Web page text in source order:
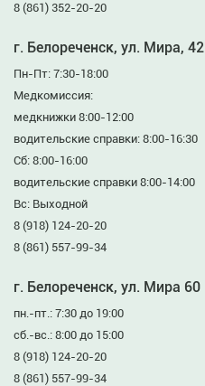
8 (861) 352-20-20
г. Белореченск, ул. Мира, 42
Пн-Пт: 7:30-18:00
Медкомиссия:
медкнижки 8:00-12:00
водительские справки: 8:00-16:30
Сб: 8:00-16:00
водительские справки 8:00-14:00
Вс: Выходной
8 (918) 124-20-20
8 (861) 557-99-34
г. Белореченск, ул. Мира 60
пн.-пт.: 7:30 до 19:00
сб.-вс.: 8:00 до 15:00
8 (918) 124-20-20
8 (861) 557-99-34